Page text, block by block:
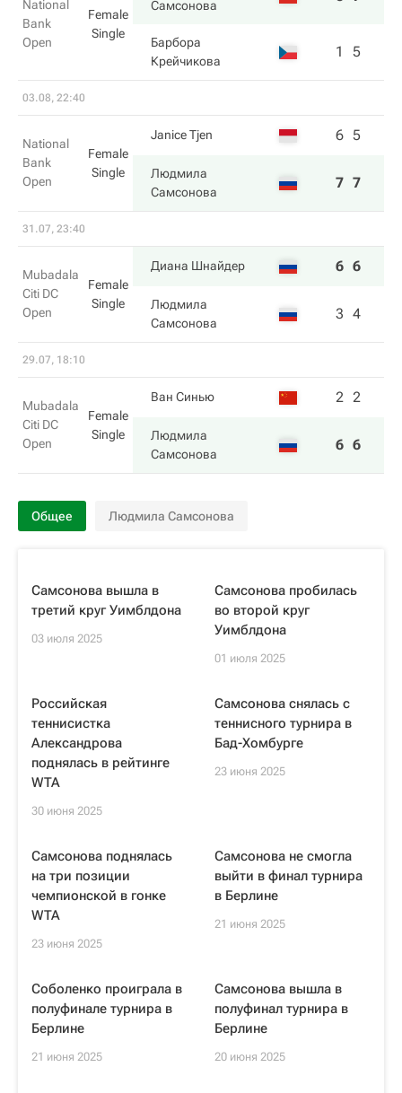
National
Bank
Open
Female
Single
Самсонова
Барбора
Крейчикова
1 5
03.08, 22:40
National
Bank
Open
Female
Single
Janice Tjen 6 5
Людмила
Самсонова
7 7
31.07, 23:40
Mubadala
Citi DC
Open
Female
Single
Диана Шнайдер 6 6
Людмила
Самсонова
3 4
29.07, 18:10
Mubadala
Citi DC
Open
Female
Single
Ван Синью 2 2
Людмила
Самсонова
6 6
Общее Людмила Самсонова
Самсонова вышла в
третий круг Уимблдона
03 июля 2025
Самсонова пробилась
во второй круг
Уимблдона
01 июля 2025
Российская
теннисистка
Александрова
поднялась в рейтинге
WTA
30 июня 2025
Самсонова снялась с
теннисного турнира в
Бад-Хомбурге
23 июня 2025
Самсонова поднялась
на три позиции
чемпионской в гонке
WTA
23 июня 2025
Самсонова не смогла
выйти в финал турнира
в Берлине
21 июня 2025
Соболенко проиграла в
полуфинале турнира в
Берлине
21 июня 2025
Самсонова вышла в
полуфинал турнира в
Берлине
20 июня 2025